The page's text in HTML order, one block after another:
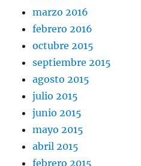
marzo 2016
febrero 2016
octubre 2015
septiembre 2015
agosto 2015
julio 2015
junio 2015
mayo 2015
abril 2015
febrero 2015